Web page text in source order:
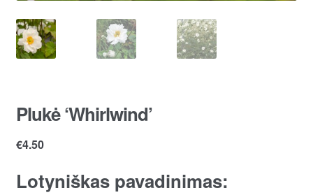
Plukė ‘Whirlwind’
€4.50
Lotyniškas pavadinimas: